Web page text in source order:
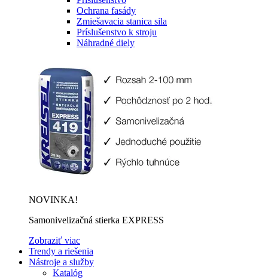
Ochrana fasády
Zmiešavacia stanica sila
Príslušenstvo k stroju
Náhradné diely
NOVINKA!
Samonivelizačná stierka EXPRESS
Zobraziť viac
Trendy a riešenia
Nástroje a služby
Katalóg